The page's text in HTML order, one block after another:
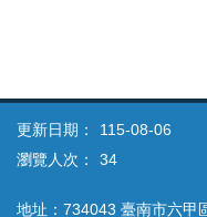
更新日期：
115-08-06
瀏覽人次：
34
地址：734043 臺南市六甲